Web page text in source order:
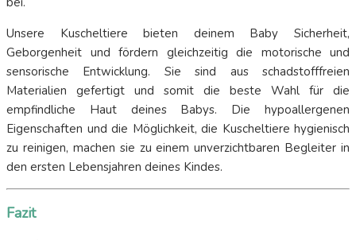
Unsere Kuscheltiere bieten deinem Baby Sicherheit,
Geborgenheit und fördern gleichzeitig die motorische und
sensorische Entwicklung. Sie sind aus schadstofffreien
Materialien gefertigt und somit die beste Wahl für die
empfindliche Haut deines Babys. Die hypoallergenen
Eigenschaften und die Möglichkeit, die Kuscheltiere hygienisch
zu reinigen, machen sie zu einem unverzichtbaren Begleiter in
den ersten Lebensjahren deines Kindes.
Fazit